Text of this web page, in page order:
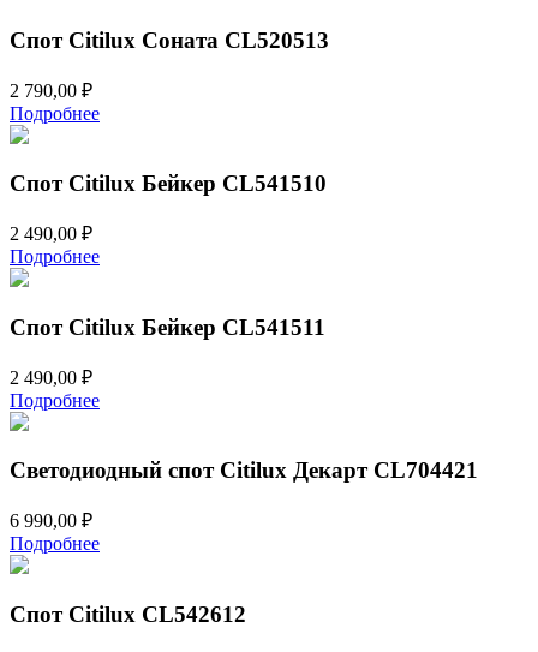
Спот Citilux Соната CL520513
2 790,00 ₽
Подробнее
Спот Citilux Бейкер CL541510
2 490,00 ₽
Подробнее
Спот Citilux Бейкер CL541511
2 490,00 ₽
Подробнее
Светодиодный спот Citilux Декарт CL704421
6 990,00 ₽
Подробнее
Спот Citilux CL542612